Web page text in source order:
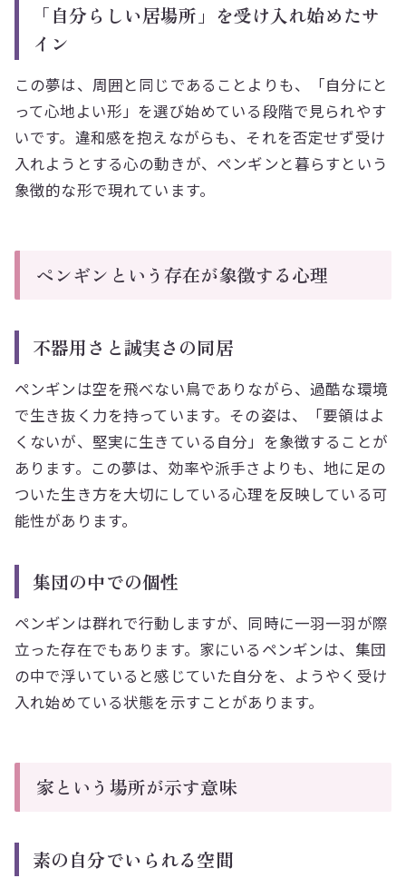
「自分らしい居場所」を受け入れ始めたサ
イン
この夢は、周囲と同じであることよりも、「自分にと
って心地よい形」を選び始めている段階で見られやす
いです。違和感を抱えながらも、それを否定せず受け
入れようとする心の動きが、ペンギンと暮らすという
象徴的な形で現れています。
ペンギンという存在が象徴する心理
不器用さと誠実さの同居
ペンギンは空を飛べない鳥でありながら、過酷な環境
で生き抜く力を持っています。その姿は、「要領はよ
くないが、堅実に生きている自分」を象徴することが
あります。この夢は、効率や派手さよりも、地に足の
ついた生き方を大切にしている心理を反映している可
能性があります。
集団の中での個性
ペンギンは群れで行動しますが、同時に一羽一羽が際
立った存在でもあります。家にいるペンギンは、集団
の中で浮いていると感じていた自分を、ようやく受け
入れ始めている状態を示すことがあります。
家という場所が示す意味
素の自分でいられる空間